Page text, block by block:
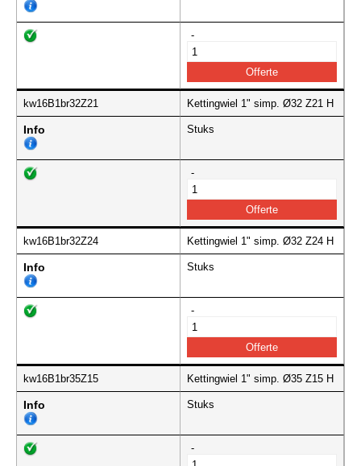
-
kw16B1br32Z21 Kettingwiel 1" simp. Ø32 Z21 H
Info Stuks
-
kw16B1br32Z24 Kettingwiel 1" simp. Ø32 Z24 H
Info Stuks
-
kw16B1br35Z15 Kettingwiel 1" simp. Ø35 Z15 H
Info Stuks
-